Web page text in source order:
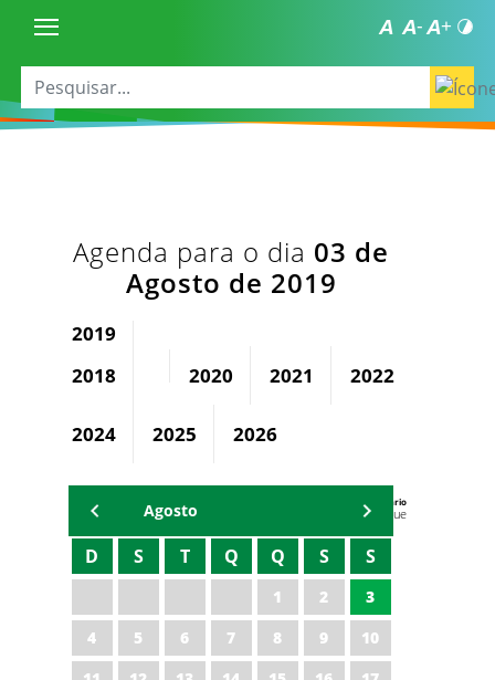
Agenda para o dia 03 de
Agosto de 2019
2019
2018
2020 2021 2022
2024 2025 2026
Agenda do Secretário
Zezinho Albuquerque
Agosto
D S T Q Q S S
1 2
3
4
5 6 7 8 9
10